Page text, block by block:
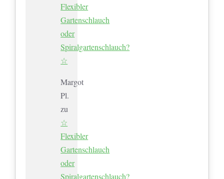
Flexibler
Gartenschlauch
oder
Spiralgartenschlauch?
☆
Margot
Pl.
zu
☆
Flexibler
Gartenschlauch
oder
Spiralgartenschlauch?